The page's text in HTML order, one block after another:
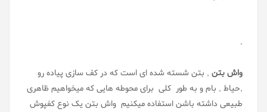
.
واش بتن , بتن شسته شده ای است که در کف سازی پیاده رو
,حیاط , بام و به طور کلی برای محوطه هایی که میخواهیم ظاهری
طبیعی داشته باشن استفاده میکنیم واش بتن یک نوع کفپوش